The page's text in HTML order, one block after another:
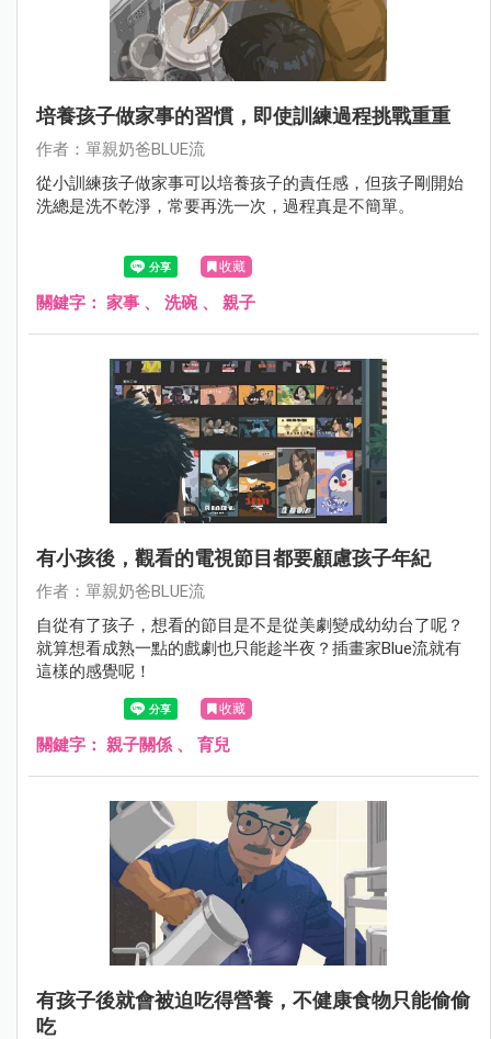
培養孩子做家事的習慣，即使訓練過程挑戰重重
作者：單親奶爸BLUE流
從小訓練孩子做家事可以培養孩子的責任感，但孩子剛開始
洗總是洗不乾淨，常要再洗一次，過程真是不簡單。
收藏
關鍵字： 家事 、 洗碗 、 親子
有小孩後，觀看的電視節目都要顧慮孩子年紀
作者：單親奶爸BLUE流
自從有了孩子，想看的節目是不是從美劇變成幼幼台了呢？
就算想看成熟一點的戲劇也只能趁半夜？插畫家Blue流就有
這樣的感覺呢！
收藏
關鍵字： 親子關係 、 育兒
有孩子後就會被迫吃得營養，不健康食物只能偷偷
吃